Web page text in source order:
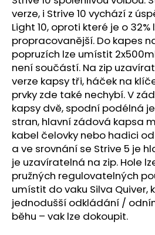
verze, i Strive 10 vychází z
Light 10, oproti které je o
propracovanější. Do kapes
popruzích lze umístit
není součástí. Na zip
verze kapsy tři, háček na
prvky zde také nechybí. V
kapsy dvě, spodní podélná
stran, hlavní zádová kapsa
kabel čelovky nebo hadici
a ve srovnání se Strive 5 je
je uzavíratelná na zip. Hole
pružných regulovatelných
umístit do vaku Silva Quiver,
jednodušší odkládání /
běhu – vak lze dokoupit.
HLEDAT
D
o
p
o
r
u
č
u
j
e
m
e